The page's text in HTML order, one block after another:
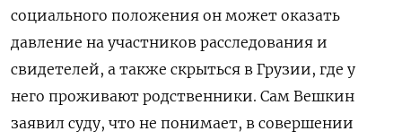
социального положения он может оказать
давление на участников расследования и
свидетелей, а также скрыться в Грузии, где у
него проживают родственники. Сам Вешкин
заявил суду, что не понимает, в совершении